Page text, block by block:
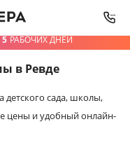
в Ревде
сада, школы,
цены и удобный онлайн-
5 РАБОЧИХ ДНЕЙ